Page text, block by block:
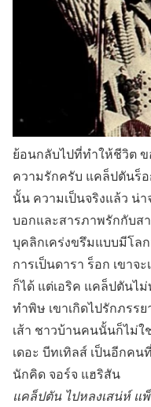
ย้อนกลับไปที่ทำให้ชีวิต ข
ความรักครับ แคล็ปตันร็
นั้น ความเป็นจริงแล้ว น่า
บอกและสารภาพรักกับส
บุคลิกเคร่งขรึมแบบมีโล
การเป็นดารา ร็อก เขาจ
ก็ได้ แต่เอริค แคล็ปตันไ
ทำพิษ เขาเกิดไปรักภรร
เส้า ชาวบ้านคนนั้นก็ไม่
เดอะ บีทเทิลส์ เป็นอีกค
นักคิด จอร์จ แฮริสัน
แคล็ปตัน ไปหลงเสน่ห์ แ